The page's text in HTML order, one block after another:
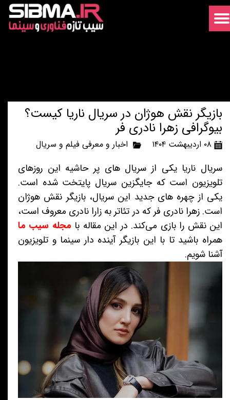
بازیگر نقش هوژان در سریال ناریا کیست؟
بیوگرافی زهرا نادری فر
۰۸ اردیبهشت ۱۴۰۴ اخبار و معرفی فیلم و سریال
سریال ناریا یکی از سریال های پر حاشیه این روزهای
تلویزیون است که جایگزین سریال پایتخت شده است.
یکی از چهره های جدید این سریال، بازیگر نقش هوژان
است. زهرا نادری فر که در تئاتر به زارا نادری معروف است،
این نقش را بازی می‌کند. در این مقاله با مجله سیب ما
همراه باشید تا با این بازیگر آینده دار سینما و تلویزیون
آشنا شویم.